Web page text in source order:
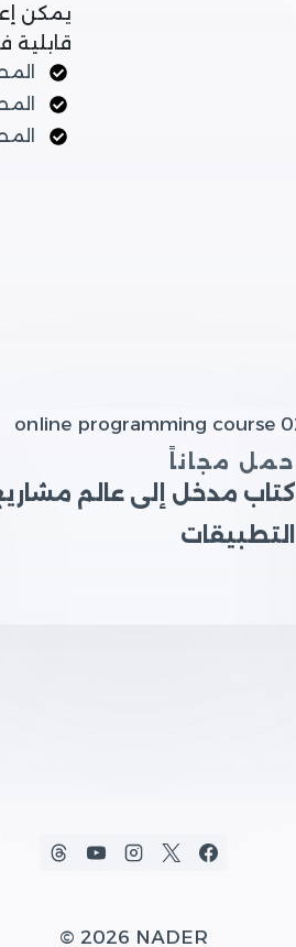
يمكن
قابلية
حمل مجاناً
كتاب مدخل إلى عالم
التطبيقات
© 2026 NADER